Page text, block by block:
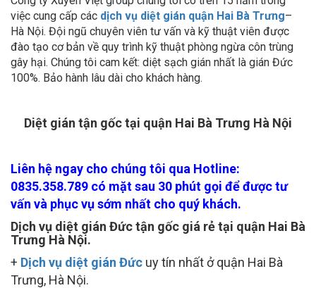
việc cung cấp cácdịch vụ diệt gián quận Hai Bà Trưng–
Hà Nội. Đội ngũ chuyên viên tư vấn và kỹ thuật viên được
đào tạo cơ bản về quy trình kỹ thuật phòng ngừa côn trùng
gây hại. Chúng tôi cam kết: diệt sạch gián nhất là gián Đức
100%. Bảo hành lâu dài cho khách hàng.
Diệt gián tận gốc tại quận Hai Bà Trưng Hà Nội
Liên hệ ngay cho chúng tôi qua Hotline:
0835.358.789 có mặt sau 30 phút gọi để được tư
vấn và phục vụ sớm nhất cho quý khách.
Dịch vụ diệt gián Đức tận gốc giá rẻ tại quận Hai Bà
Trưng Hà Nội.
Dịch vụ diệt gián Đức
uy tín nhất ở quận Hai Bà
Trưng, Hà Nội.